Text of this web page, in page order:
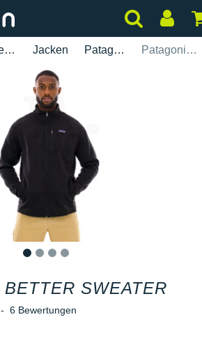
Bekleidung Jacken Patagonia Patagonia Better Sweater
BETTER SWEATER
- 6 Bewertungen